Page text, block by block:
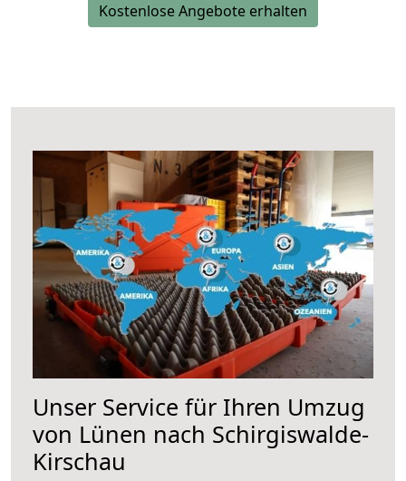
Kostenlose Angebote erhalten
Unser Service für Ihren Umzug
von Lünen nach Schirgiswalde-
Kirschau